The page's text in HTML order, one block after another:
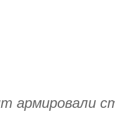
армировали